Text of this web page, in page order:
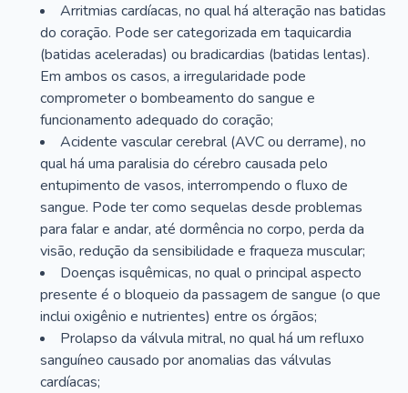
Arritmias cardíacas, no qual há alteração nas batidas
do coração. Pode ser categorizada em taquicardia
(batidas aceleradas) ou bradicardias (batidas lentas).
Em ambos os casos, a irregularidade pode
comprometer o bombeamento do sangue e
funcionamento adequado do coração;
Acidente vascular cerebral (AVC ou derrame), no
qual há uma paralisia do cérebro causada pelo
entupimento de vasos, interrompendo o fluxo de
sangue. Pode ter como sequelas desde problemas
para falar e andar, até dormência no corpo, perda da
visão, redução da sensibilidade e fraqueza muscular;
Doenças isquêmicas, no qual o principal aspecto
presente é o bloqueio da passagem de sangue (o que
inclui oxigênio e nutrientes) entre os órgãos;
Prolapso da válvula mitral, no qual há um refluxo
sanguíneo causado por anomalias das válvulas
cardíacas;